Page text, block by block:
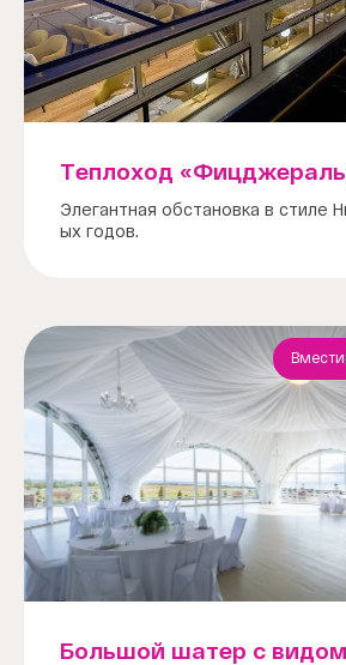
Теплоход
Элегантная обстановка в стиле
ых годов.
Большой шатер с